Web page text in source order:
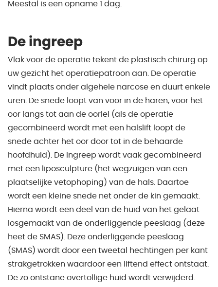
Meestal is een opname 1 dag.
De ingreep
Vlak voor de operatie tekent de plastisch chirurg op
uw gezicht het operatiepatroon aan. De operatie
vindt plaats onder algehele narcose en duurt enkele
uren. De snede loopt van voor in de haren, voor het
oor langs tot aan de oorlel (als de operatie
gecombineerd wordt met een halslift loopt de
snede achter het oor door tot in de behaarde
hoofdhuid). De ingreep wordt vaak gecombineerd
met een liposculpture (het wegzuigen van een
plaatselijke vetophoping) van de hals. Daartoe
wordt een kleine snede net onder de kin gemaakt.
Hierna wordt een deel van de huid van het gelaat
losgemaakt van de onderliggende peeslaag (deze
heet de SMAS). Deze onderliggende peeslaag
(SMAS) wordt door een tweetal hechtingen per kant
strakgetrokken waardoor een liftend effect ontstaat.
De zo ontstane overtollige huid wordt verwijderd.